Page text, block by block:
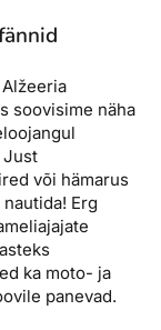
soovisime näha
Just
või hämarus
Erg
ka moto- ja
panevad.